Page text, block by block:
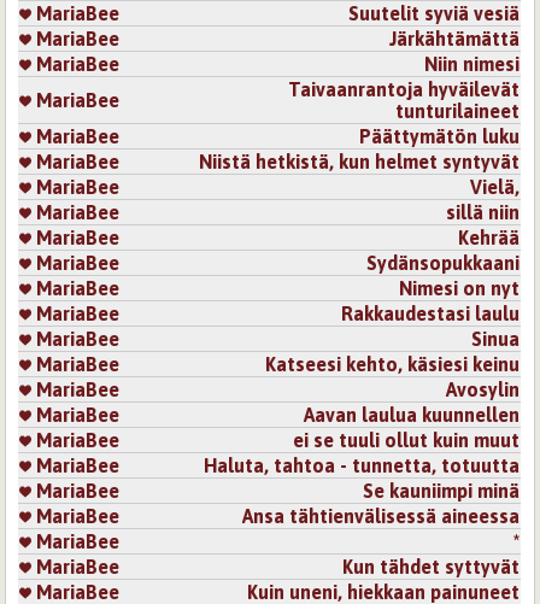
MariaBee
Suutelit syviä vesiä
MariaBee
Järkähtämättä
MariaBee
Niin nimesi
MariaBee
Taivaanrantoja hyväilevät
tunturilaineet
MariaBee
Päättymätön luku
MariaBee
Niistä hetkistä, kun helmet syntyvät
MariaBee
Vielä,
MariaBee
sillä niin
MariaBee
Kehrää
MariaBee
Sydänsopukkaani
MariaBee
Nimesi on nyt
MariaBee
Rakkaudestasi laulu
MariaBee
Sinua
MariaBee
Katseesi kehto, käsiesi keinu
MariaBee
Avosylin
MariaBee
Aavan laulua kuunnellen
MariaBee
ei se tuuli ollut kuin muut
MariaBee
Haluta, tahtoa - tunnetta, totuutta
MariaBee
Se kauniimpi minä
MariaBee
Ansa tähtienvälisessä aineessa
MariaBee
*
MariaBee
Kun tähdet syttyvät
MariaBee
Kuin uneni, hiekkaan painuneet